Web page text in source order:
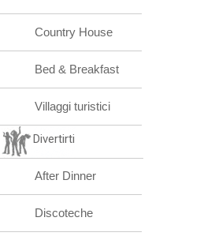
Country House
Bed & Breakfast
Villaggi turistici
Divertirti
After Dinner
Discoteche